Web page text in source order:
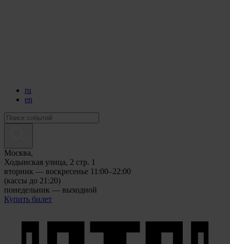
ru
en
Москва,
Ходынская улица, 2 стр. 1
вторник — воскресенье 11:00–22:00
(кассы до 21:20)
понедельник — выходной
Купить билет